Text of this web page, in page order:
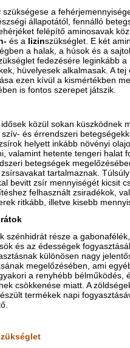
szükségese a
állapotától, fennálló
felépítő aminosavak
és a lizinszükséglet. E két
a halak, a húsok és a
fedezésére leginkább
hüvelyesek alkalmasak. A
ezen kívül a kismértékben
is fontos szerepet játszik.
közül sokan küszködnek
és érrendszeri
helyett inkább növényi
valamint hetente tengeri halat
betegségek
tartalmaznak.
bevitt zsír mennyiségét kicsit
felhasznált zsiradékok,
ritkább, illetve kisebb
szénhidrát része a
és az édességek
különösen nagy
megelőzésében, ami
a renyhébb bélműködés,
csökkenése miatt. A
termékek napi